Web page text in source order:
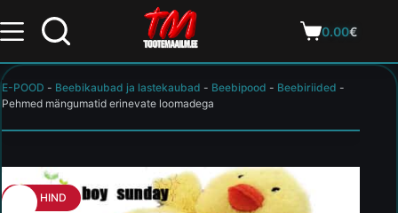
0.00€
E-POOD - Beebikaubad ja lastekaubad - Beebipood - Beebiriided -
Pehmed mängumatid erinevate loomadega
HEA HIND